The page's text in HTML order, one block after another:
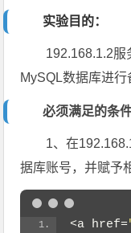
实验目的：
192.168.1.2服
MySQL数据库进行
必须满足的条件
1、在
据库账号，并赋予
<a href=